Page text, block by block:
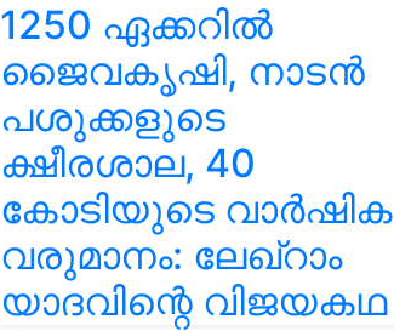
1250 ഏക്കറിൽ
ജൈവകൃഷി, നാടൻ
പശുക്കളുടെ
ക്ഷീരശാല, 40
കോടിയുടെ വാർഷിക
വരുമാനം: ലേഖ്‌റാം
യാദവിന്റെ വിജയകഥ